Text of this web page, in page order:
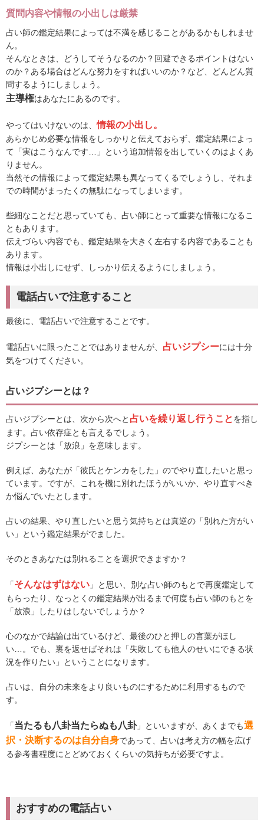
質問内容や情報の小出しは厳禁
占い師の鑑定結果によっては不満を感じることがあるかもしれませ
ん。
そんなときは、どうしてそうなるのか？回避できるポイントはない
のか？ある場合はどんな努力をすればいいのか？など、どんどん質
問するようにしましょう。
主導権はあなたにあるのです。
やってはいけないのは、情報の小出し。
あらかじめ必要な情報をしっかりと伝えておらず、鑑定結果によっ
て「実はこうなんです…」という追加情報を出していくのはよくあ
りません。
当然その情報によって鑑定結果も異なってくるでしょうし、それま
での時間がまったくの無駄になってしまいます。
些細なことだと思っていても、占い師にとって重要な情報になるこ
ともあります。
伝えづらい内容でも、鑑定結果を大きく左右する内容であることも
あります。
情報は小出しにせず、しっかり伝えるようにしましょう。
電話占いで注意すること
最後に、電話占いで注意することです。
電話占いに限ったことではありませんが、 占いジプシーには十分
気をつけてください。
占いジプシーとは？
占いジプシーとは、次から次へと 占いを繰り返し行うことを指し
ます。占い依存症とも言えるでしょう。
ジプシーとは「放浪」を意味します。
例えば、あなたが「彼氏とケンカをした」のでやり直したいと思っ
ています。ですが、これを機に別れたほうがいいか、やり直すべき
か悩んでいたとします。
占いの結果、やり直したいと思う気持ちとは真逆の「別れた方がい
い」という鑑定結果がでました。
そのときあなたは別れることを選択できますか？
「そんなはずはない 」と思い、別な占い師のもとで再度鑑定して
もらったり、なっとくの鑑定結果が出るまで何度も占い師のもとを
「放浪」したりはしないでしょうか？
心のなかで結論は出ているけど、最後のひと押しの言葉がほし
い…。でも、裏を返せばそれは「失敗しても他人のせいにできる状
況を作りたい」ということになります。
占いは、自分の未来をより良いものにするために利用するもので
す。
「当たるも八卦当たらぬも八卦」といいますが、あくまでも選
択・決断するのは自分自身であって、占いは考え方の幅を広げ
る参考書程度にとどめておくくらいの気持ちが必要ですよ。
おすすめの電話占い